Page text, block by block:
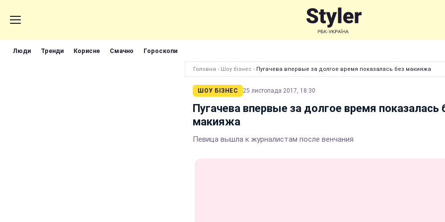
Люди Тренди Корисне Смачно Гороскопи
Головна › Шоу бізнес › Пугачева впервые за долгое время показалась без макияжа
ШОУ БІЗНЕС 25 листопада 2017, 18:30
Пугачева впервые за долгое время показалась
макияжа
Певица вышла к журналистам после венчания